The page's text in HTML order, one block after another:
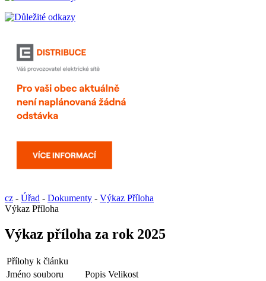
cz - Úřad - Dokumenty - Výkaz Příloha
Výkaz Příloha
Výkaz příloha za rok 2025
Přílohy k článku
Jméno souboru
Popis Velikost